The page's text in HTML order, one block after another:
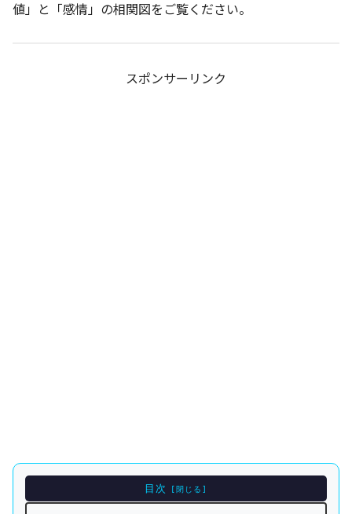
値」と「感情」の相関図をご覧ください。
スポンサーリンク
目次